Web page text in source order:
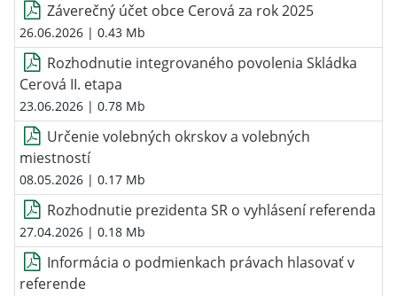
Záverečný účet obce Cerová za rok 2025
26.06.2026 | 0.43 Mb
Rozhodnutie integrovaného povolenia Skládka
Cerová II. etapa
23.06.2026 | 0.78 Mb
Určenie volebných okrskov a volebných
miestností
08.05.2026 | 0.17 Mb
Rozhodnutie prezidenta SR o vyhlásení referenda
27.04.2026 | 0.18 Mb
Informácia o podmienkach právach hlasovať v
referende